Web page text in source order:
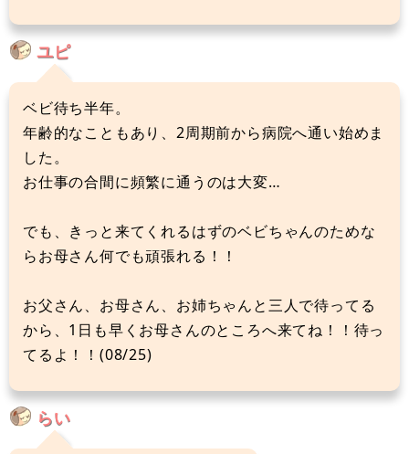
ユピ
ベビ待ち半年。
年齢的なこともあり、2周期前から病院へ通い始めま
した。
お仕事の合間に頻繁に通うのは大変…
でも、きっと来てくれるはずのベビちゃんのためな
らお母さん何でも頑張れる！！
お父さん、お母さん、お姉ちゃんと三人で待ってる
から、1日も早くお母さんのところへ来てね！！待っ
てるよ！！(08/25)
らい